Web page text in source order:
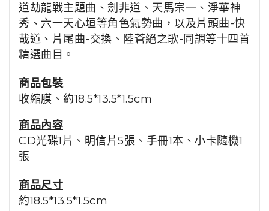
道劫龍戰主題曲、劍非道、天馬宗一、淨華神
秀、六一天心垣等角色氣勢曲，以及片頭曲-快
哉道、片尾曲-交換、陸蒼絕之歌-同調等十四首
精選曲目。
商品包裝
收縮膜 、約18.5*13.5*1.5cm
商品內容
CD光碟1片、明信片5張、手冊1本、小卡隨機1
張
商品尺寸
約18.5*13.5*1.5cm